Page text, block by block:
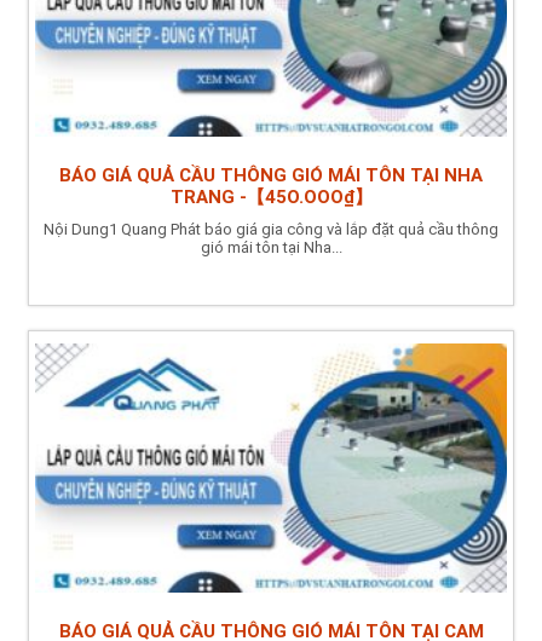
BÁO GIÁ QUẢ CẦU THÔNG GIÓ MÁI TÔN TẠI NHA
TRANG -【45O.OOO₫】
Nội Dung1 Quang Phát báo giá gia công và lắp đặt quả cầu thông
gió mái tôn tại Nha...
BÁO GIÁ QUẢ CẦU THÔNG GIÓ MÁI TÔN TẠI CAM